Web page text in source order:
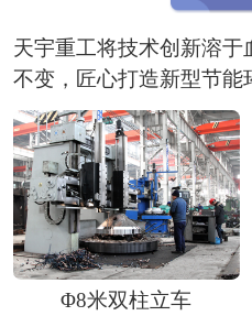
天宇重工将技术创新溶
不变，匠心打造新型节能
Φ8米双柱立车